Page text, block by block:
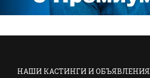
НАШИ КАСТИНГИ И ОБЪЯВЛЕНИЯ